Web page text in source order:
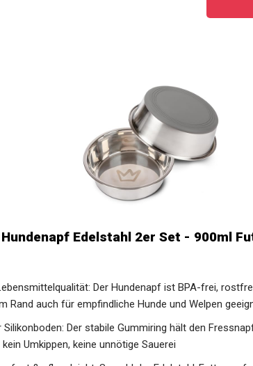
Edelstahl 2er Set - 900ml
Der Hundenapf ist BPA-frei,
Rand auch für empfindliche Hunde und Welpen
Der stabile Gummiring hält den
Umkippen, keine unnötige Sauerei